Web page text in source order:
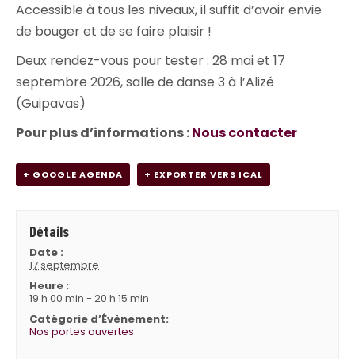
Accessible à tous les niveaux, il suffit d’avoir envie
de bouger et de se faire plaisir !
Deux rendez-vous pour tester : 28 mai et 17
septembre 2026, salle de danse 3 à l’Alizé
(Guipavas)
Pour plus d’informations :Nous contacter
+ GOOGLE AGENDA + EXPORTER VERS ICAL
Détails
Date :
17 septembre
Heure :
19 h 00 min - 20 h 15 min
Catégorie d’Évènement:
Nos portes ouvertes